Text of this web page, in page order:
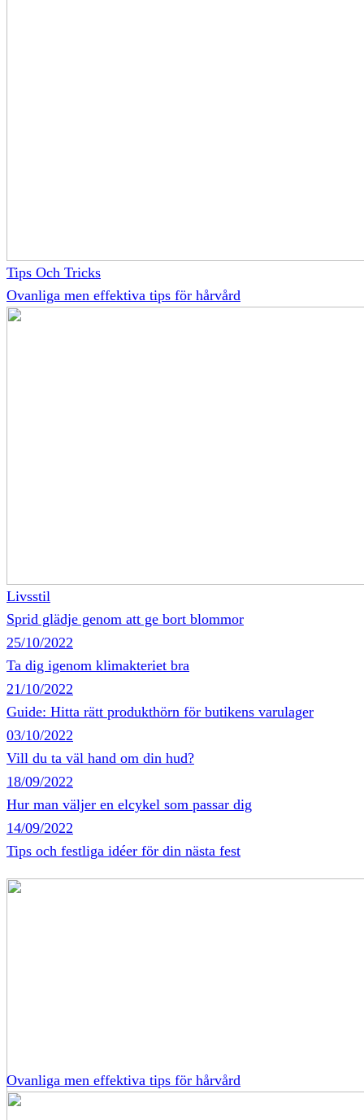
Tips Och Tricks
Ovanliga men effektiva tips för hårvård
Livsstil
Sprid glädje genom att ge bort blommor
25/10/2022
Ta dig igenom klimakteriet bra
21/10/2022
Guide: Hitta rätt produkthörn för butikens varulager
03/10/2022
Vill du ta väl hand om din hud?
18/09/2022
Hur man väljer en elcykel som passar dig
14/09/2022
Tips och festliga idéer för din nästa fest
Ovanliga men effektiva tips för hårvård